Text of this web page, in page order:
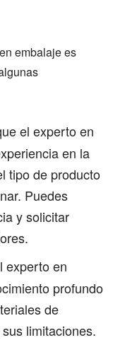
embalaje es
el experto en
en la
tipo de producto
Puedes
y solicitar
experto en
profundo
de
limitaciones.